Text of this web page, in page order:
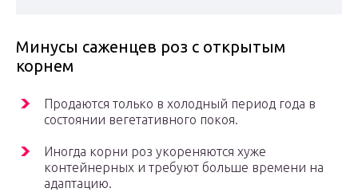
Минусы саженцев роз с открытым
корнем
Продаются только в холодный период года в
состоянии вегетативного покоя.
Иногда корни роз укореняются хуже
контейнерных и требуют больше времени на
адаптацию.